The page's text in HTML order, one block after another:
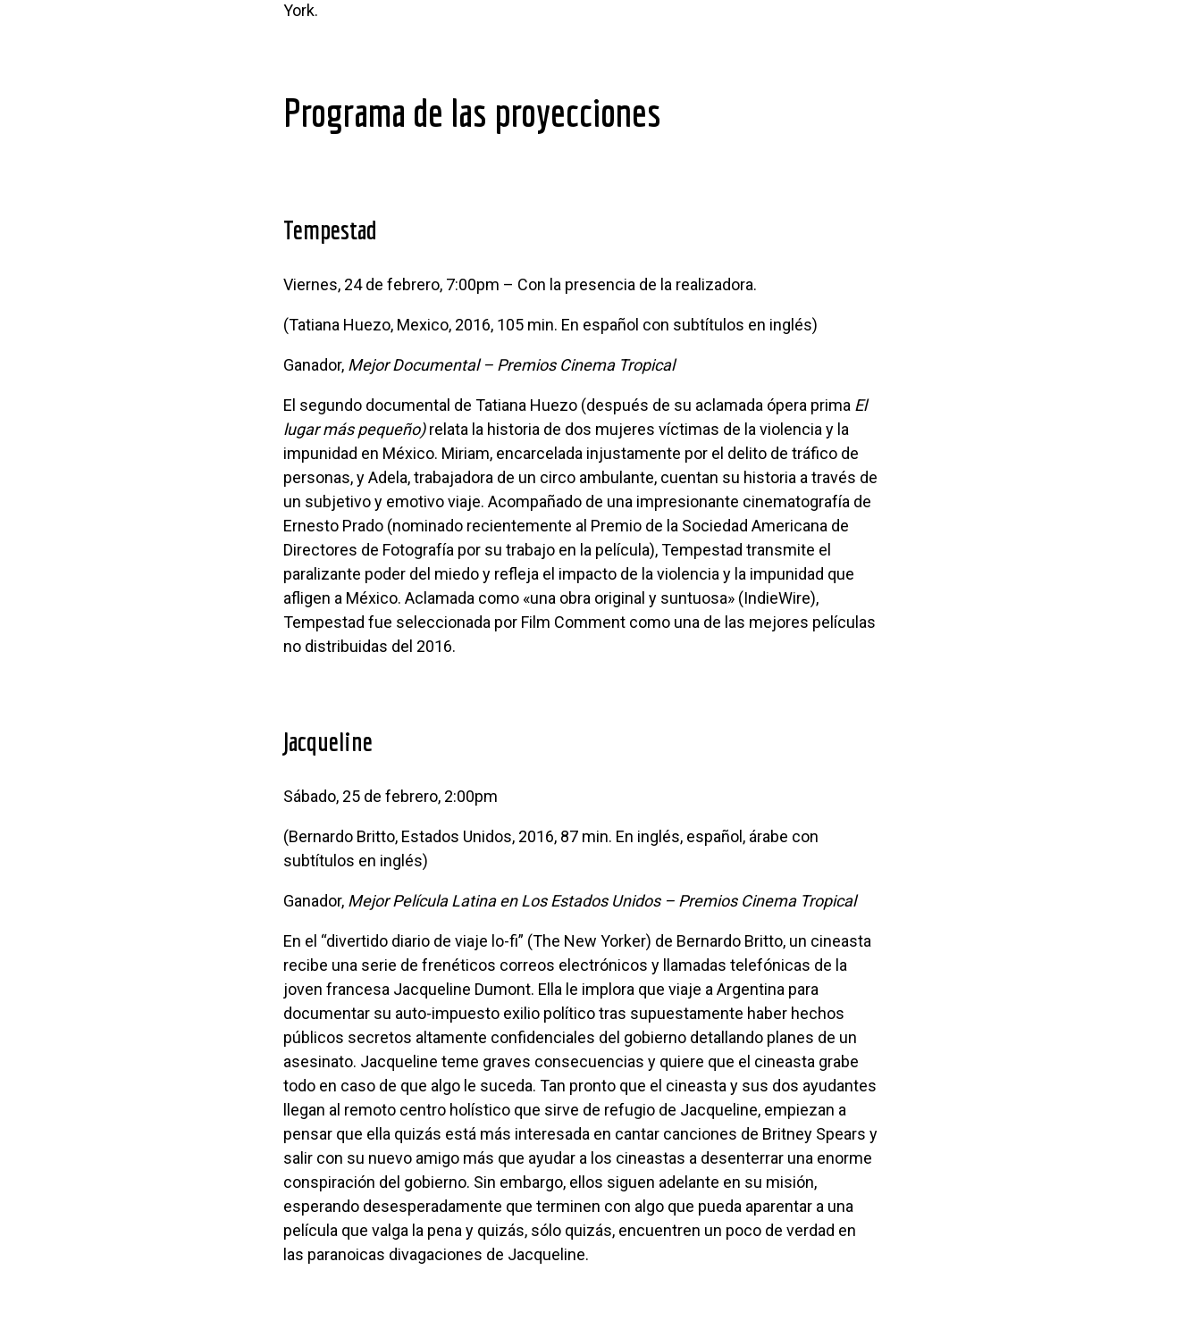
York.
Programa de las proyecciones
Tempestad
Viernes, 24 de febrero, 7:00pm – Con la presencia de la realizadora.
(Tatiana Huezo, Mexico, 2016, 105 min. En español con subtítulos en inglés)
Ganador, Mejor Documental – Premios Cinema Tropical
El segundo documental de Tatiana Huezo (después de su aclamada ópera prima El
lugar más pequeño)relata la historia de dos mujeres víctimas de la violencia y la
impunidad en México. Miriam, encarcelada injustamente por el delito de tráfico de
personas, y Adela, trabajadora de un circo ambulante, cuentan su historia a través de
un subjetivo y emotivo viaje. Acompañado de una impresionante cinematografía de
Ernesto Prado (nominado recientemente al Premio de la Sociedad Americana de
Directores de Fotografía por su trabajo en la película), Tempestad transmite el
paralizante poder del miedo y refleja el impacto de la violencia y la impunidad que
afligen a México. Aclamada como «una obra original y suntuosa» (IndieWire),
Tempestad fue seleccionada por Film Comment como una de las mejores películas
no distribuidas del 2016.
Jacqueline
Sábado, 25 de febrero, 2:00pm
(Bernardo Britto, Estados Unidos, 2016, 87 min. En inglés, español, árabe con
subtítulos en inglés)
Ganador, Mejor Película Latina en Los Estados Unidos – Premios Cinema Tropical
En el “divertido diario de viaje lo-fi” (The New Yorker) de Bernardo Britto, un cineasta
recibe una serie de frenéticos correos electrónicos y llamadas telefónicas de la
joven francesa Jacqueline Dumont. Ella le implora que viaje a Argentina para
documentar su auto-impuesto exilio político tras supuestamente haber hechos
públicos secretos altamente confidenciales del gobierno detallando planes de un
asesinato. Jacqueline teme graves consecuencias y quiere que el cineasta grabe
todo en caso de que algo le suceda. Tan pronto que el cineasta y sus dos ayudantes
llegan al remoto centro holístico que sirve de refugio de Jacqueline, empiezan a
pensar que ella quizás está más interesada en cantar canciones de Britney Spears y
salir con su nuevo amigo más que ayudar a los cineastas a desenterrar una enorme
conspiración del gobierno. Sin embargo, ellos siguen adelante en su misión,
esperando desesperadamente que terminen con algo que pueda aparentar a una
película que valga la pena y quizás, sólo quizás, encuentren un poco de verdad en
las paranoicas divagaciones de Jacqueline.